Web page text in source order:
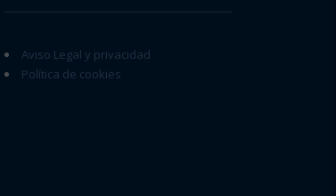
Aviso Legal y privacidad
Política de cookies